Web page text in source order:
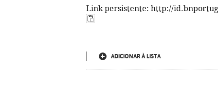
Link persistente: http://
ADICIONAR À LISTA